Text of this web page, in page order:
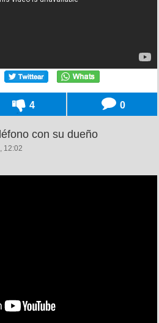
4 0
con su dueño
12:02